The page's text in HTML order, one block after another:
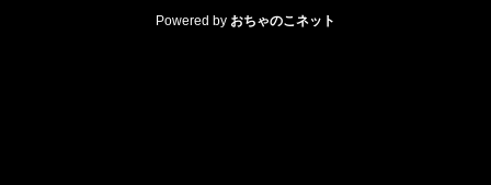
Powered by おちゃのこネット